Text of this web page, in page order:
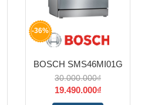
-36%
BOSCH SMS46MI01G
30.000.000₫
19.490.000₫